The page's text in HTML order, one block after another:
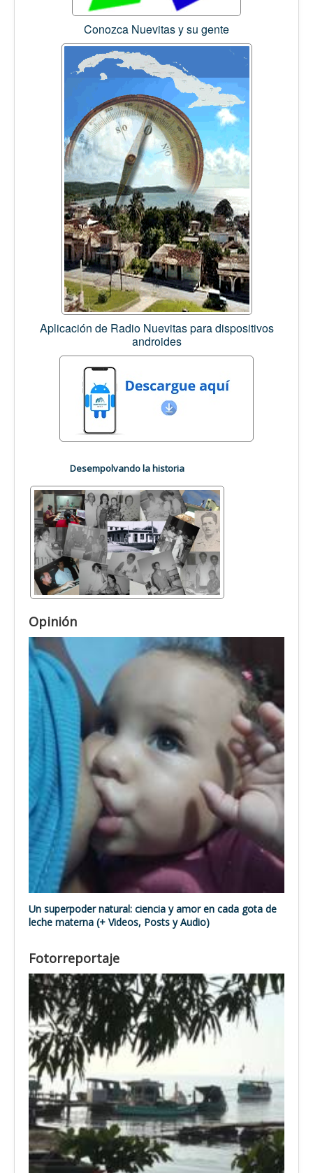
Conozca Nuevitas y su gente
Aplicación de Radio Nuevitas para dispositivos
androides
Desempolvando la historia
Opinión
Un superpoder natural: ciencia y amor en cada gota de
leche materna (+ Videos, Posts y Audio)
Fotorreportaje